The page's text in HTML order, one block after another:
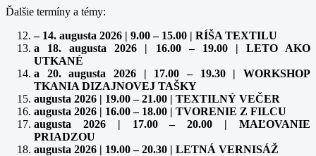
Ďalšie termíny a témy:
– 14. augusta 2026 | 9.00 – 15.00 | RÍŠA TEXTILU
a 18. augusta 2026 | 16.00 – 19.00 | LETO AKO
UTKANÉ
a 20. augusta 2026 | 17.00 – 19.30 | WORKSHOP
TKANIA DIZAJNOVEJ TAŠKY
augusta 2026 | 19.00 – 21.00 | TEXTILNÝ VEČER
augusta 2026 | 16.00 – 18.00 | TVORENIE Z FILCU
augusta 2026 | 17.00 – 20.00 | MAĽOVANIE
PRIADZOU
augusta 2026 | 19.00 – 20.30 | LETNÁ VERNISÁŽ